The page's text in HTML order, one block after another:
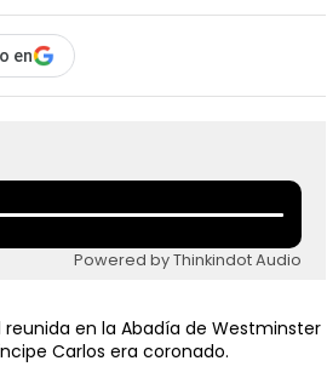
en
Powered by Thinkindot Audio
en la Abadía de Westminster
Carlos era coronado.